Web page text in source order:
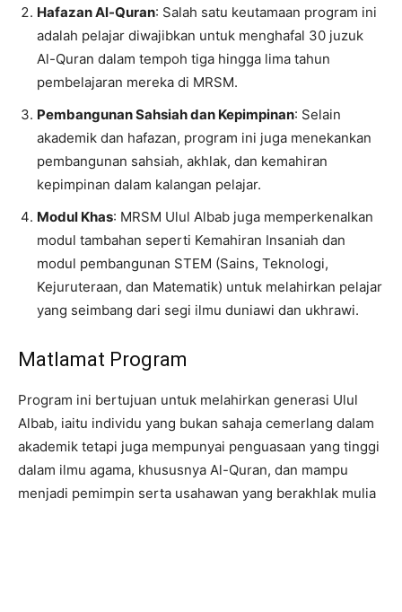
Hafazan Al-Quran: Salah satu keutamaan program ini
adalah pelajar diwajibkan untuk menghafal 30 juzuk
Al-Quran dalam tempoh tiga hingga lima tahun
pembelajaran mereka di MRSM.
Pembangunan Sahsiah dan Kepimpinan: Selain
akademik dan hafazan, program ini juga menekankan
pembangunan sahsiah, akhlak, dan kemahiran
kepimpinan dalam kalangan pelajar.
Modul Khas: MRSM Ulul Albab juga memperkenalkan
modul tambahan seperti Kemahiran Insaniah dan
modul pembangunan STEM (Sains, Teknologi,
Kejuruteraan, dan Matematik) untuk melahirkan pelajar
yang seimbang dari segi ilmu duniawi dan ukhrawi.
Matlamat Program
Program ini bertujuan untuk melahirkan generasi Ulul
Albab, iaitu individu yang bukan sahaja cemerlang dalam
akademik tetapi juga mempunyai penguasaan yang tinggi
dalam ilmu agama, khususnya Al-Quran, dan mampu
menjadi pemimpin serta usahawan yang berakhlak mulia